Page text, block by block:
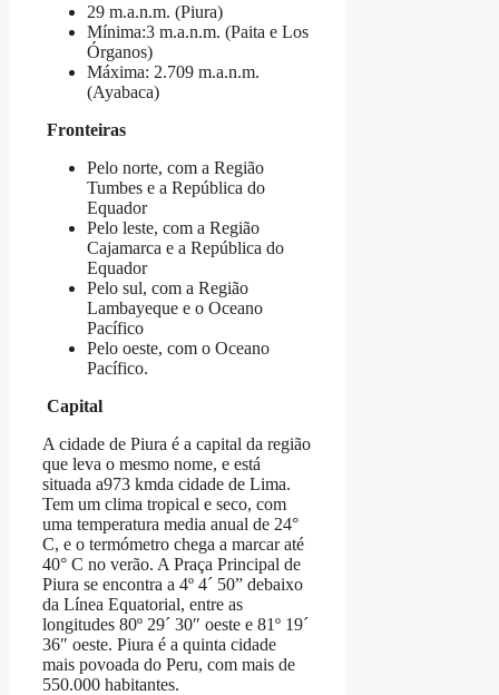
29 m.a.n.m. (Piura)
Mínima:3 m.a.n.m. (Paita e Los
Órganos)
Máxima: 2.709 m.a.n.m.
(Ayabaca)
Fronteiras
Pelo norte, com a Região
Tumbes e a República do
Equador
Pelo leste, com a Região
Cajamarca e a República do
Equador
Pelo sul, com a Região
Lambayeque e o Oceano
Pacífico
Pelo oeste, com o Oceano
Pacífico.
Capital
A cidade de Piura é a capital da região
que leva o mesmo nome, e está
situada a973 kmda cidade de Lima.
Tem um clima tropical e seco, com
uma temperatura media anual de 24°
C, e o termómetro chega a marcar até
40° C no verão. A Praça Principal de
Piura se encontra a 4º 4´ 50” debaixo
da Línea Equatorial, entre as
longitudes 80º 29´ 30″ oeste e 81º 19´
36″ oeste. Piura é a quinta cidade
mais povoada do Peru, com mais de
550.000 habitantes.